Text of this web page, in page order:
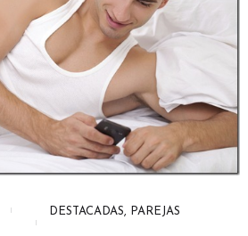
DESTACADAS, PAREJAS